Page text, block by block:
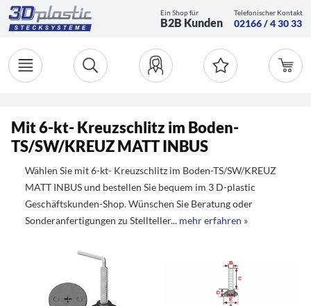
Ein Shop für
B2B Kunden
Telefonischer Kontakt
02166 / 4 30 33
Mit 6-kt- Kreuzschlitz im Boden-
TS/SW/KREUZ MATT INBUS
Wählen Sie mit 6-kt- Kreuzschlitz im Boden-TS/SW/KREUZ
MATT INBUS und bestellen Sie bequem im 3 D-plastic
Geschäftskunden-Shop. Wünschen Sie Beratung oder
Sonderanfertigungen zu Stellteller... mehr erfahren »